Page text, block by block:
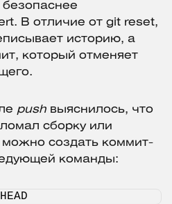
В отличие от git reset,
историю, а
который отменяет
push выяснилось, что
сборку или
можно создать коммит-
команды: